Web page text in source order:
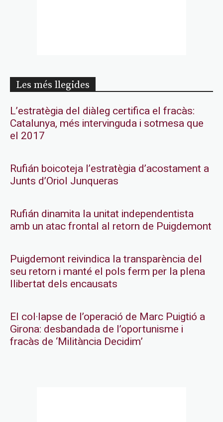
Les més llegides
L’estratègia del diàleg certifica el fracàs:
Catalunya, més intervinguda i sotmesa que
el 2017
Rufián boicoteja l’estratègia d’acostament a
Junts d’Oriol Junqueras
Rufián dinamita la unitat independentista
amb un atac frontal al retorn de Puigdemont
Puigdemont reivindica la transparència del
seu retorn i manté el pols ferm per la plena
llibertat dels encausats
El col·lapse de l’operació de Marc Puigtió a
Girona: desbandada de l’oportunisme i
fracàs de ‘Militància Decidim’